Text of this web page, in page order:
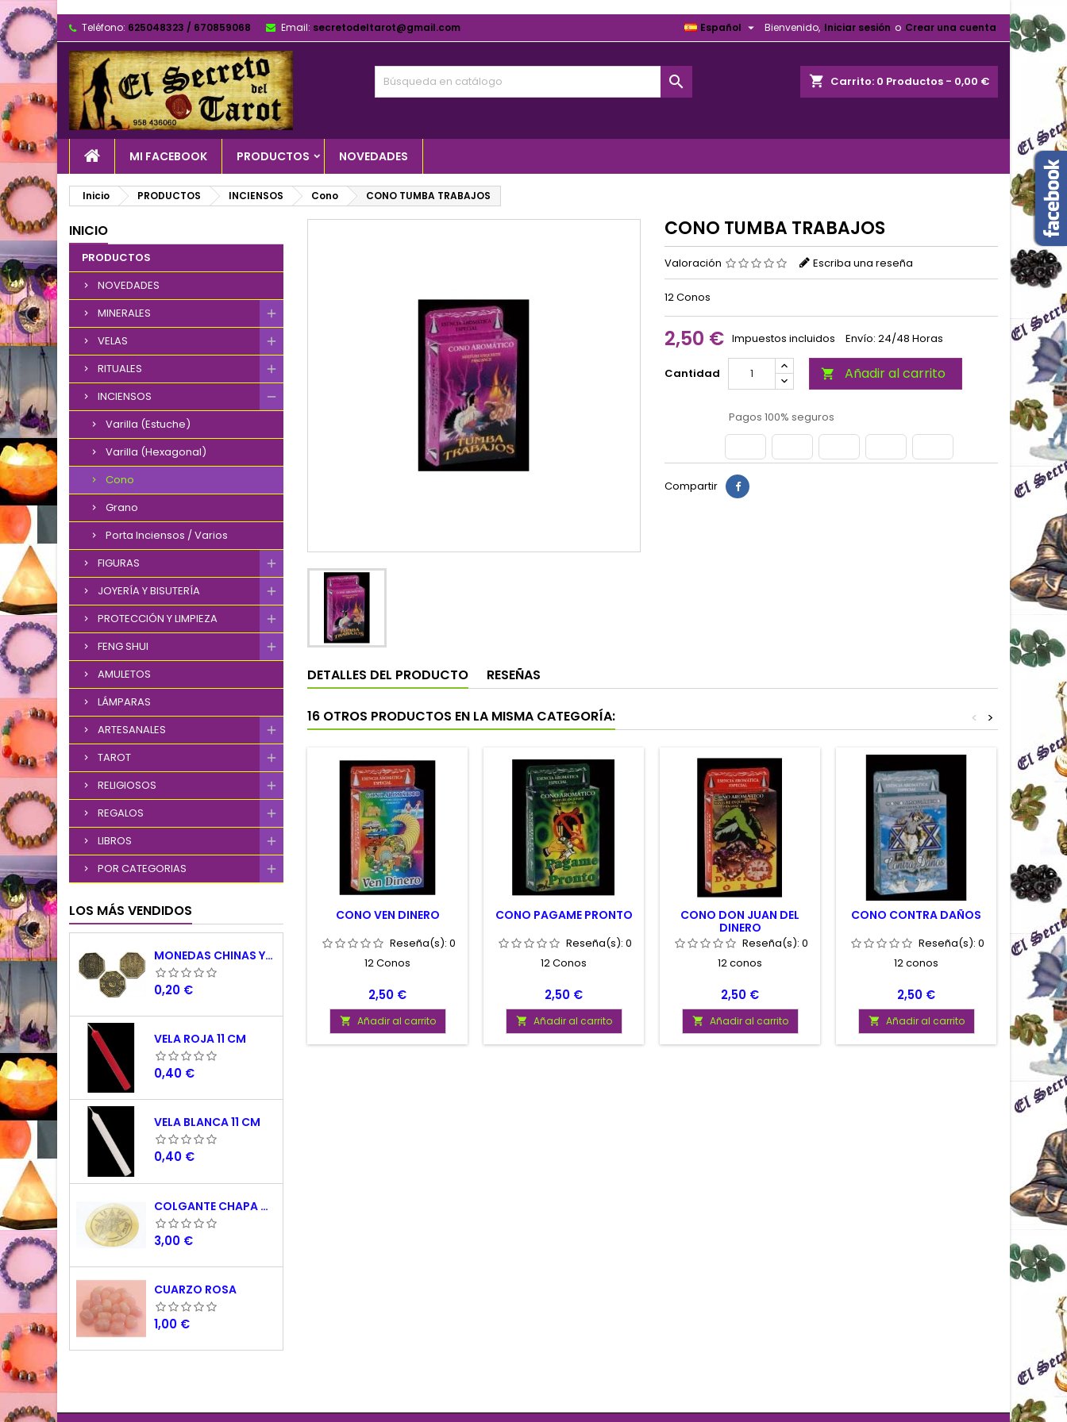
Teléfono: 625048323 / 670859068 Email: secretodeltarot@gmail.com Bienvenido, Iniciar sesión o Crear una cuenta
Español 
shopping_cart Carrito: 0 Productos - 0,00 €

MI FACEBOOK PRODUCTOS NOVEDADES
Inicio PRODUCTOS INCIENSOS Cono CONO TUMBA TRABAJOS
INICIO
PRODUCTOS
NOVEDADES
MINERALES
VELAS
RITUALES
INCIENSOS
Varilla (Estuche)
Varilla (Hexagonal)
Cono
Grano
Porta Inciensos / Varios
FIGURAS
JOYERÍA Y BISUTERÍA
PROTECCIÓN Y LIMPIEZA
FENG SHUI
AMULETOS
LÁMPARAS
ARTESANALES
TAROT
RELIGIOSOS
REGALOS
LIBROS
POR CATEGORIAS
LOS MÁS VENDIDOS
MONEDAS CHINAS YING YANG
Precio
0,20 €
VELA ROJA 11 CM
Precio
0,40 €
VELA BLANCA 11 CM
Precio
0,40 €
COLGANTE CHAPA NACAR TETRAGRAMATON 5 CM
Precio
3,00 €
CUARZO ROSA
Precio
1,00 €
CONO TUMBA TRABAJOS
Valoración Escriba una reseña
12 Conos
2,50 € Impuestos incluidos Envío: 24/48 Horas
Cantidad  Añadir al carrito
Pagos 100% seguros
Compartir
DETALLES DEL PRODUCTO RESEÑAS
16 OTROS PRODUCTOS EN LA MISMA CATEGORÍA: >
<
CONO VEN DINERO
Reseña(s): 0
12 Conos
Precio
2,50 €
 Añadir al carrito
CONO PAGAME PRONTO
Reseña(s): 0
12 Conos
Precio
2,50 €
 Añadir al carrito
CONO DON JUAN DEL
DINERO
Reseña(s): 0
12 conos
Precio
2,50 €
 Añadir al carrito
CONO CONTRA DAÑOS
Reseña(s): 0
12 conos
Precio
2,50 €
 Añadir al carrito
CONO
